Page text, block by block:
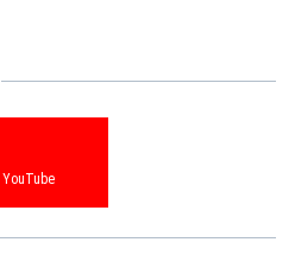
YouTube